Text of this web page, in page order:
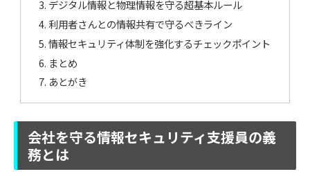
デジタル情報と物理情報を守る超基本ルール
利用者さんとの情報共有で守るべきライン
情報セキュリティ体制を強化するチェックポイント
まとめ
あとがき
会社を守る情報セキュリティ支援員の義
務とは